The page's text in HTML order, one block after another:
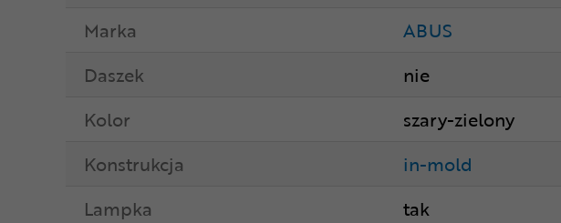
Marka
ABUS
Daszek
nie
Kolor
szary-zielony
Konstrukcja
in-mold
Lampka
tak